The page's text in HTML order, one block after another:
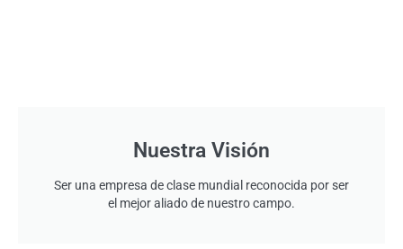
Nuestra Visión
Ser una empresa de clase mundial reconocida por ser
el mejor aliado de nuestro campo.